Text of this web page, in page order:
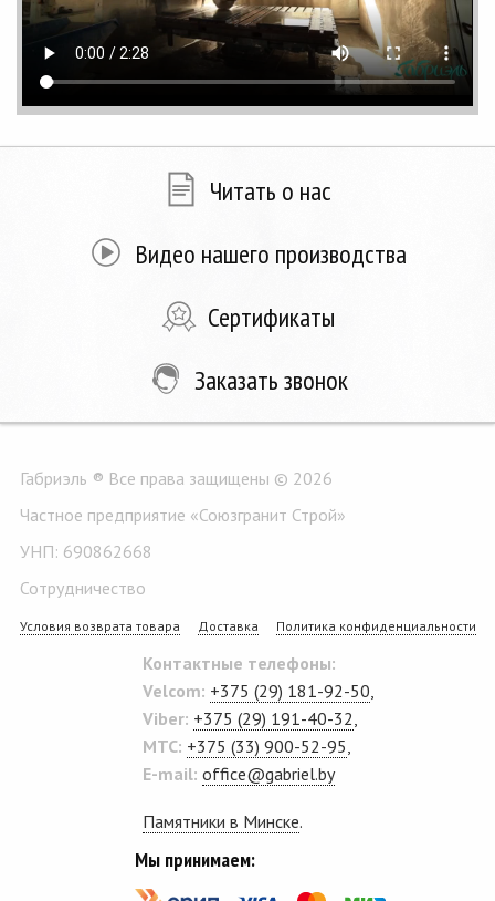
Читать о нас
Видео нашего производства
Сертификаты
Заказать звонок
Габриэль ® Все права защищены © 2026
Частное предприятие «Союзгранит Строй»
УНП: 690862668
Сотрудничество
Условия возврата товара Доставка Политика конфиденциальности
Контактные телефоны:
Velcom: +375 (29) 181-92-50,
Viber: +375 (29) 191-40-32,
MTC: +375 (33) 900-52-95,
E-mail: office@gabriel.by
Памятники в Минске.
Мы принимаем: